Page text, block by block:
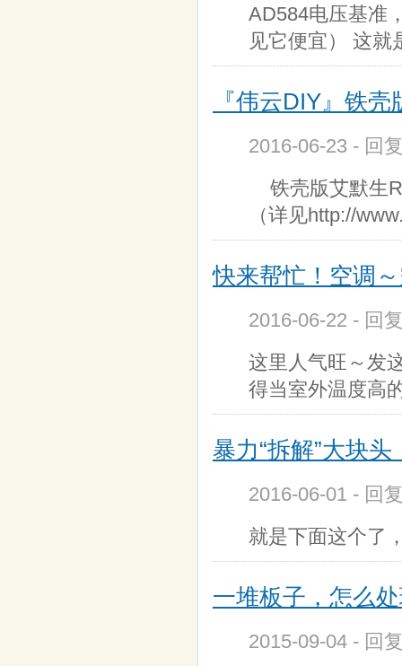
AD584电压基准
见它便宜） 这就
『伟云DIY』铁
2016-06-23 - 回
铁壳版艾默生
（详见http://
快来帮忙！空调
2016-06-22 - 回
这里人气旺～发
得当室外温度高
暴力“拆解”大块
2016-06-01 - 回
就是下面这个了
一堆板子，怎么
2015-09-04 - 回